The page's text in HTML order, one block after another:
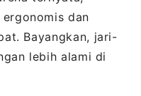
ergonomis dan
Bayangkan, jari-
lebih alami di